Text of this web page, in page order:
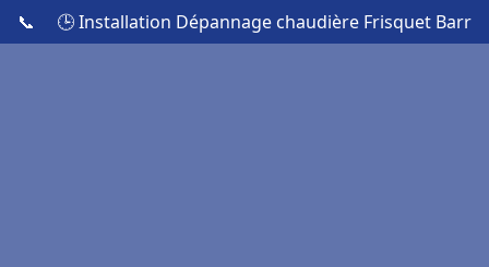
📞 🕒 Installation Dépannage chaudière Frisquet Barr